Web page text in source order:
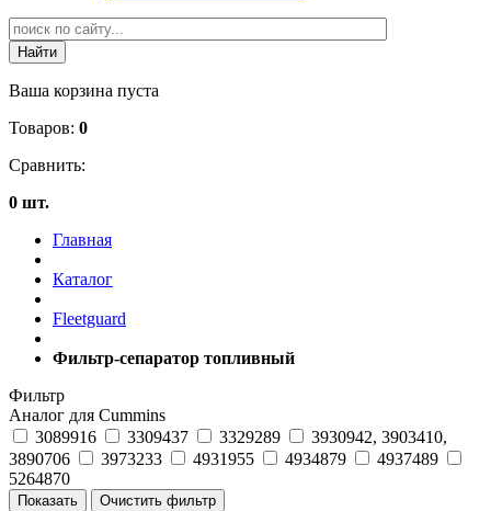
Ваша корзина пуста
Товаров: 0
Сравнить:
0 шт.
Главная
Каталог
Fleetguard
Фильтр-сепаратор топливный
Фильтр
Аналог для Cummins
3089916
3309437 3329289
3930942, 3903410,
3890706
3973233 4931955 4934879
4937489
5264870